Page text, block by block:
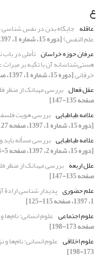
ع
عاقله جایگاه بدن در نفس
علم النفس)[دوره 15، شماره 1، 1397، صفحه 151-171]
عرفان حوزه خراسان تأملی در باب
هستی‌شناسانه آن با تکیه بر میراث
خرقانی[دوره 15، شماره 1، 1397، صفحه 5-25]
عقل فعال بررسی مهبانک از منظر
صفحه 135-147]
علامه طباطبایی بررسی هویت فلسفه
[دوره 15، شماره 1، 1397، صفحه 127-150]
علامه طباطبایی بررسی مسأله باید
[دوره 15، شماره 2، 1397، صفحه 5-24]
علل اربعه بررسی مهبانک از منظر
صفحه 135-147]
علم حضوری پدیدار شناسی ارادۀ
1، 1397، صفحه 115-125]
علوم اجتماعی علوم ‌انسانی: نام‌ها
صفحه 173-198]
علوم اخلاقی علوم ‌انسانی: نام‌ها و
173-198]